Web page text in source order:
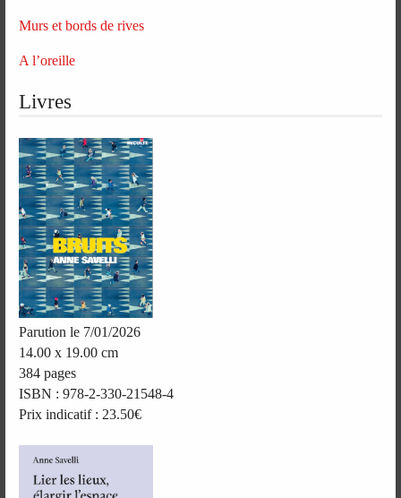
Murs et bords de rives
A l’oreille
Livres
Parution le 7/01/2026
14.00 x 19.00 cm
384 pages
ISBN : 978-2-330-21548-4
Prix indicatif : 23.50€